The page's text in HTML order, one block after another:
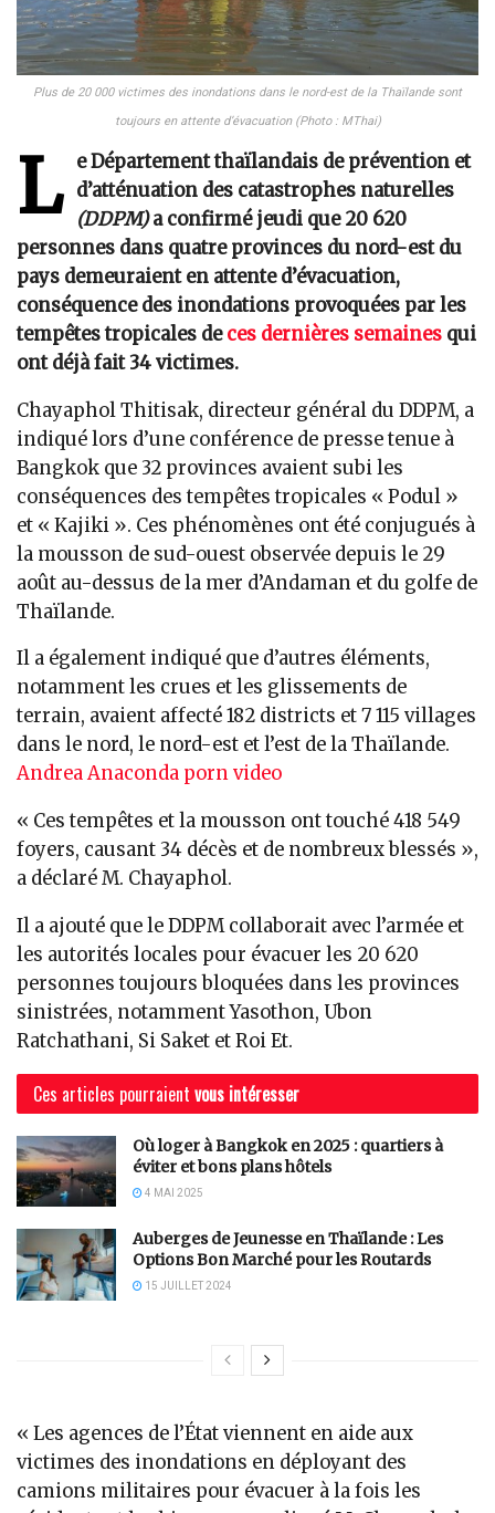
Plus de 20 000 victimes des inondations dans le nord-est de la Thaïlande sont
toujours en attente d’évacuation (Photo : MThai)
L
e Département thaïlandais de prévention et
d’atténuation des catastrophes naturelles
(DDPM)a confirmé jeudi que 20 620
personnes dans quatre provinces du nord-est du
pays demeuraient en attente d’évacuation,
conséquence des inondations provoquées par les
tempêtes tropicales deces dernières semaines qui
ont déjà fait 34 victimes.
Chayaphol Thitisak, directeur général du DDPM, a
indiqué lors d’une conférence de presse tenue à
Bangkok que 32 provinces avaient subi les
conséquences des tempêtes tropicales « Podul »
et « Kajiki ». Ces phénomènes ont été conjugués à
la mousson de sud-ouest observée depuis le 29
août au-dessus de la mer d’Andaman et du golfe de
Thaïlande.
Il a également indiqué que d’autres éléments,
notamment les crues et les glissements de
terrain, avaient affecté 182 districts et 7 115 villages
dans le nord, le nord-est et l’est de la Thaïlande.
Andrea Anaconda porn video
« Ces tempêtes et la mousson ont touché 418 549
foyers, causant 34 décès et de nombreux blessés »,
a déclaré M. Chayaphol.
Il a ajouté que le DDPM collaborait avec l’armée et
les autorités locales pour évacuer les 20 620
personnes toujours bloquées dans les provinces
sinistrées, notamment Yasothon, Ubon
Ratchathani, Si Saket et Roi Et.
Ces articles pourraient vous intéresser
Où loger à Bangkok en 2025 : quartiers à
éviter et bons plans hôtels
4 MAI 2025
Auberges de Jeunesse en Thaïlande : Les
Options Bon Marché pour les Routards
15 JUILLET 2024
« Les agences de l’État viennent en aide aux
victimes des inondations en déployant des
camions militaires pour évacuer à la fois les